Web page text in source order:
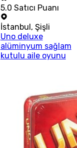
5.0 Satıcı Puanı
İstanbul , Şişli
Uno deluxe
alüminyum sağlam
kutulu aile oyunu